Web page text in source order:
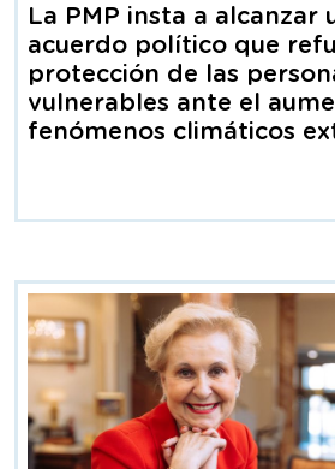
La PMP insta a alcanzar
acuerdo político que
protección de las
vulnerables ante el
fenómenos climáticos